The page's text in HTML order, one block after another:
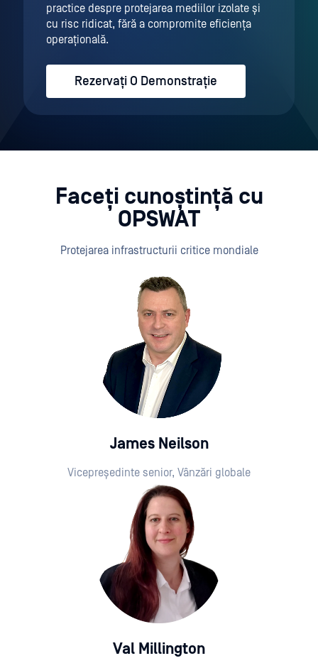
practice despre protejarea mediilor izolate și
cu risc ridicat, fără a compromite eficiența
operațională.
Rezervați O Demonstrație
Faceți cunoștință cu
OPSWAT
Protejarea infrastructurii critice mondiale
James Neilson
Vicepreședinte senior, Vânzări globale
Val Millington